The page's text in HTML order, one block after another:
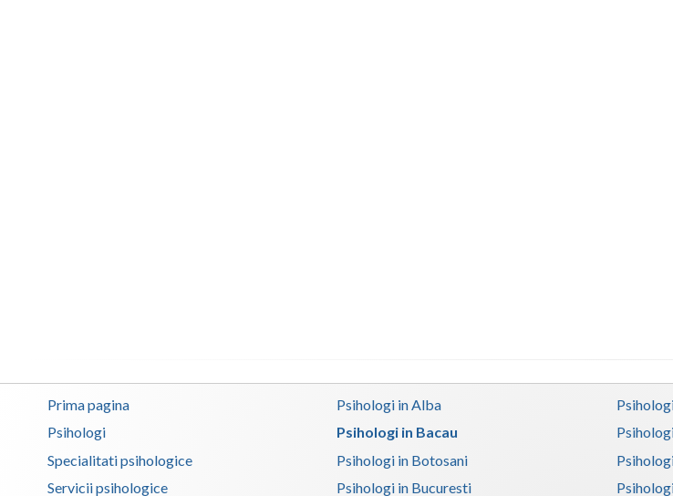
Prima pagina
Psihologi
Specialitati psihologice
Servicii psihologice
Psihologi in Alba
Psihologi in Bacau
Psihologi in Botosani
Psihologi in Bucuresti